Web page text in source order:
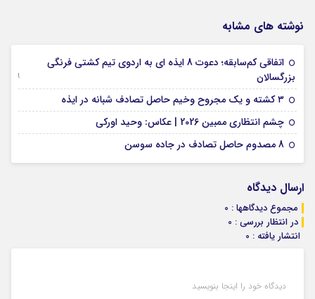
نوشته های مشابه
اتفاقی کم‌سابقه؛ دعوت 8 ایذه ای به اردوی تیم کشتی فرنگی
بزرگسالان
09 جولای 2026
۳ کشته و یک مجروح وخیم حاصل تصادف شبانه در ایذه
چشم انتظاری ممبین 2026 | عکاس: وحید اورکی
8 مصدوم حاصل تصادف در جاده سوسن
ارسال دیدگاه
مجموع دیدگاهها : 0
در انتظار بررسی : 0
انتشار یافته : 0
دیدگاه خود را اینجا بنویسید